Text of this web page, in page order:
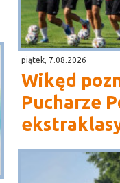
piątek, 7.08.2026
Wikęd
Pucharze